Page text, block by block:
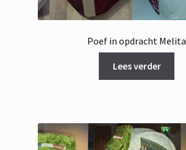
Poef in opdracht Melita
Lees verder